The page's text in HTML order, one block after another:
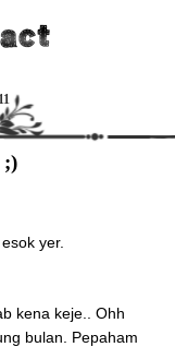
;)
yer.
kena keje.. Ohh
bulan. Pepaham